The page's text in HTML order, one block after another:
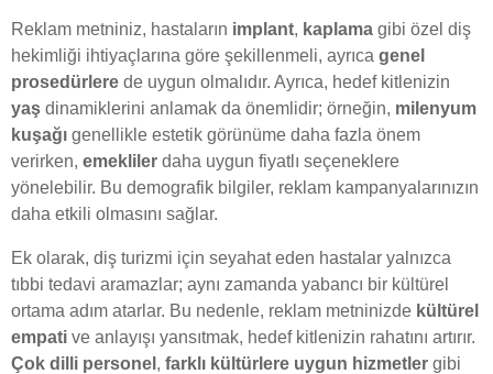
Reklam metniniz, hastaların implant, kaplama gibi özel diş
hekimliği ihtiyaçlarına göre şekillenmeli, ayrıca genel
prosedürlere de uygun olmalıdır. Ayrıca, hedef kitlenizin
yaş dinamiklerini anlamak da önemlidir; örneğin, milenyum
kuşağı genellikle estetik görünüme daha fazla önem
verirken, emekliler daha uygun fiyatlı seçeneklere
yönelebilir. Bu demografik bilgiler, reklam kampanyalarınızın
daha etkili olmasını sağlar.
Ek olarak, diş turizmi için seyahat eden hastalar yalnızca
tıbbi tedavi aramazlar; aynı zamanda yabancı bir kültürel
ortama adım atarlar. Bu nedenle, reklam metninizde kültürel
empati ve anlayışı yansıtmak, hedef kitlenizin rahatını artırır.
Çok dilli personel , farklı kültürlere uygun hizmetler gibi